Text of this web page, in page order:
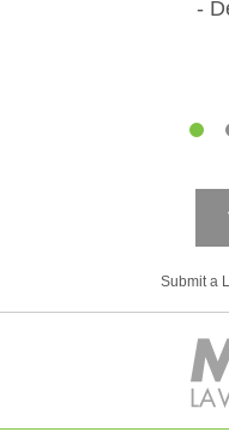
Submit a